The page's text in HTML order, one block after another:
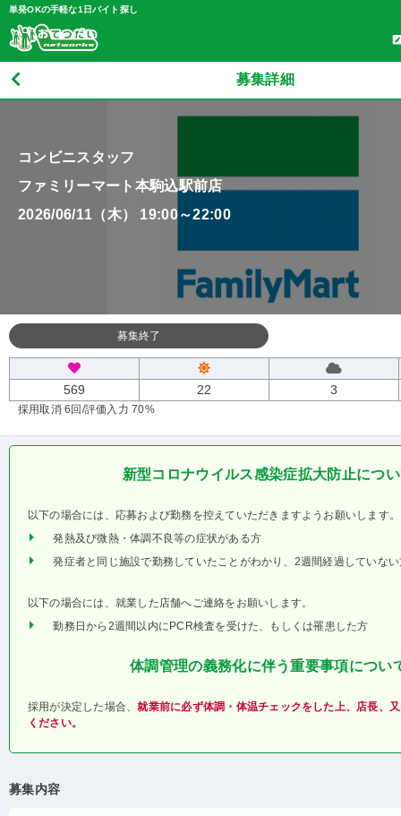
単発OKの手軽な1日バイト探し
募集詳細
コンビニスタッフ
ファミリーマート本駒込駅前店
2026/06/11（木） 19:00～22:00
募集終了
569 22 3
採用取消 6回 /評価入力 70%
新型コロナウイルス感染症拡大防止につ
以下の場合には、応募および勤務を控えていただきますようお願いします。
発熱及び微熱・体調不良等の症状がある方
発症者と同じ施設で勤務していたことがわかり、2週間経過していな
以下の場合には、就業した店舗へご連絡をお願いします。
勤務日から2週間以内にPCR検査を受けた、もしくは罹患した方
体調管理の義務化に伴う重要事項につい
採用が決定した場合、就業前に必ず体調・体温チェックをした上、店長、
ください。
募集内容